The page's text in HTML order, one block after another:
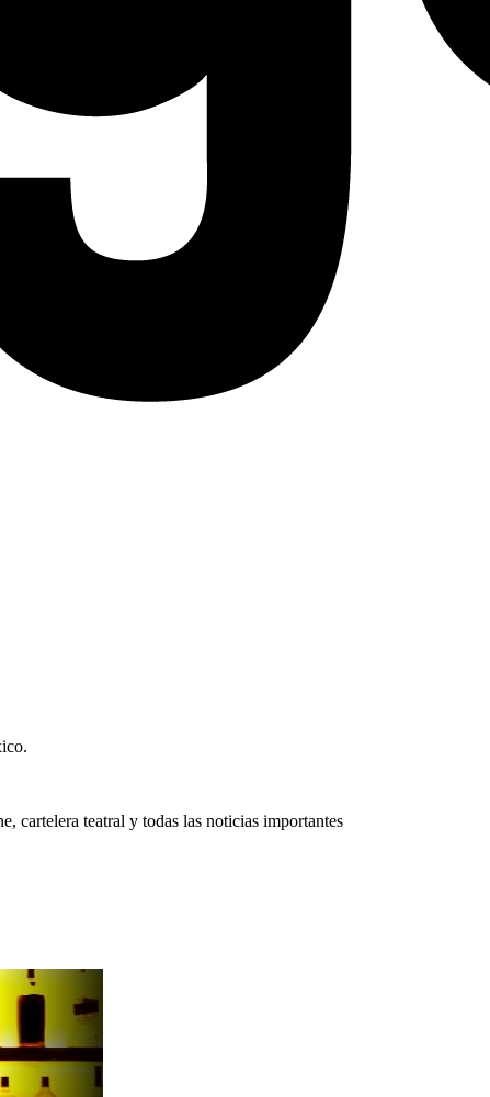
cartelera teatral y todas las noticias importantes